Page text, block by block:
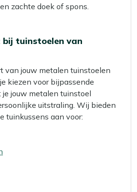
zachte doek of spons.
tuinstoelen van
van jouw metalen tuinstoelen
kiezen voor bijpassende
je jouw metalen tuinstoel
uitstraling. Wij bieden
tuinkussens aan voor: